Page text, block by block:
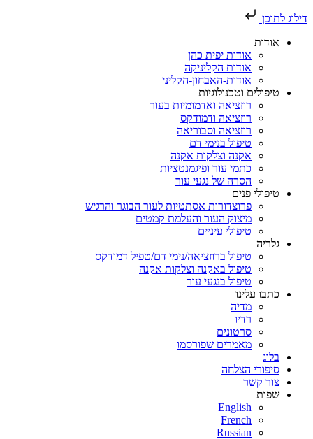
דילוג לתוכן
אודות
אודות יפית כהן
אודות הקליניקה
אודות-האבחון-הקליני
טיפולים וטכנולוגיות
רוזציאה ואדמומיות בעור
רוזציאה ודמודקס
רוזציאה וסבוריאה
טיפול בנימי דם
אקנה וצלקות אקנה
כתמי עור ופיגמנטציות
הסרה של נגעי עור
טיפולי פנים
פרוצדורות אסתטיות לעור הבוגר והרגיש
מיצוק העור והעלמת קמטים
טיפולי עיניים
גלריה
טיפול ברוזציאה/נימי דם/טפיל דמודקס
טיפול באקנה וצלקות אקנה
טיפול בנגעי עור
כתבו עלינו
מדיה
רדיו
סרטונים
מאמרים שפורסמו
בלוג
סיפורי הצלחה
צור קשר
שפות
English
French
Russian